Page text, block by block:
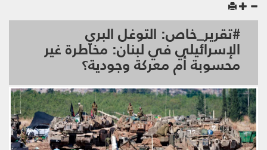
#تقرير_خاص: التوغل البري
الإسرائيلي في لبنان: مخاطرة غير
محسوبة أم معركة وجودية؟